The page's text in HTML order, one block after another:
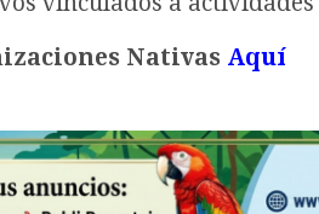
Nativas Aquí